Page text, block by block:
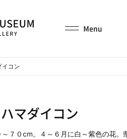
イコン
マダイコン
７０cm。４～６月に白～紫色の花。